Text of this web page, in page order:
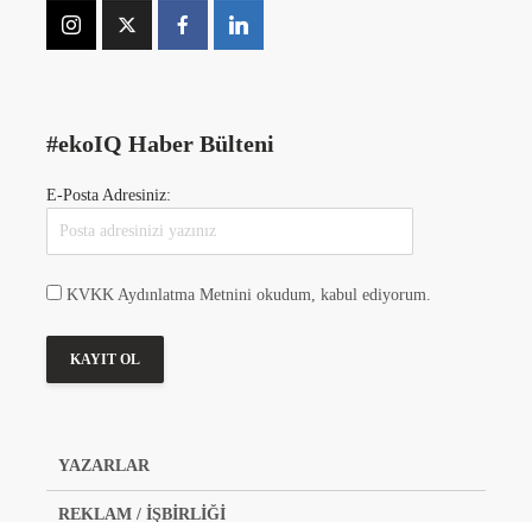
#ekoIQ Haber Bülteni
E-Posta Adresiniz:
KVKK Aydınlatma Metnini okudum, kabul ediyorum.
YAZARLAR
REKLAM / İŞBİRLİĞİ